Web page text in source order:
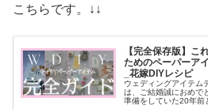
こちらです。↓↓
【完全保存版】こ
ためのペーパーア
_花嫁DIYレシピ
ウェディングアイテム
は、ご結婚誠におめで
準備をしていた20年前